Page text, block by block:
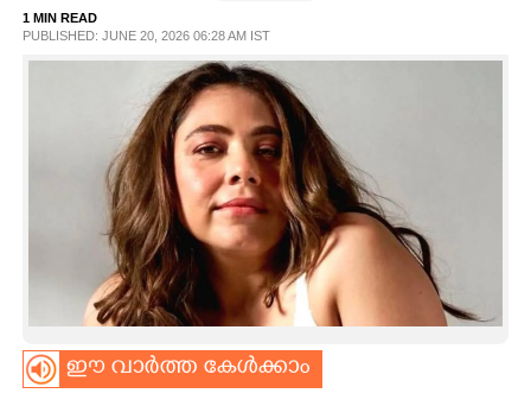
ASTRO
1 MIN READ
PUBLISHED: JUNE 20, 2026 06:28 AM IST
ഈ വാർത്ത കേൾക്കാം